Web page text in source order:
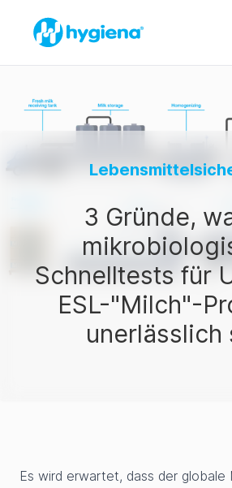
3 Gründe,
Schnelltests für
ESL-"Milch"-
unerlässlich
Es wird erwartet, dass der globale